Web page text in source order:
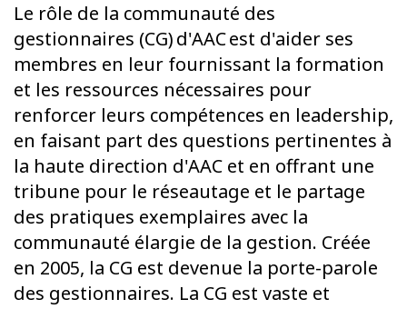
Le rôle de la communauté des
gestionnaires (CG) d'AAC est d'aider ses
membres en leur fournissant la formation
et les ressources nécessaires pour
renforcer leurs compétences en leadership,
en faisant part des questions pertinentes à
la haute direction d'AAC et en offrant une
tribune pour le réseautage et le partage
des pratiques exemplaires avec la
communauté élargie de la gestion. Créée
en 2005, la CG est devenue la porte-parole
des gestionnaires. La CG est vaste et